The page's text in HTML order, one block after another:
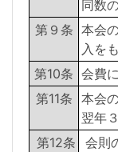
同数
第９条 本会
入を
第10条 会費
第11条 本会
翌年
第12条
会則